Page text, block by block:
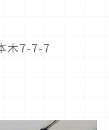
木7-7-7